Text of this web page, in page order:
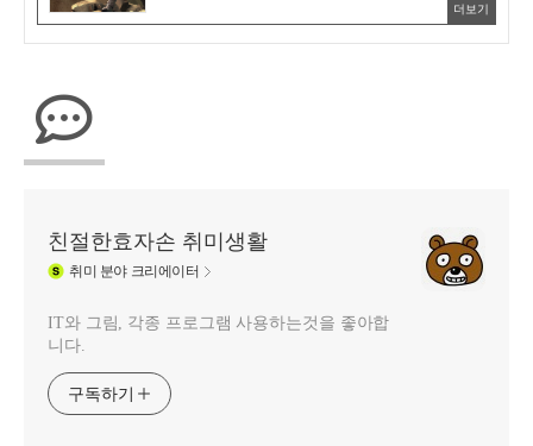
더보기
친절한효자손 취미생활
취미 분야 크리에이터
IT와 그림, 각종 프로그램 사용하는것을 좋아합
니다.
구독하기